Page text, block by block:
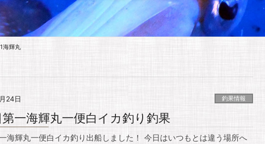
海輝丸
24日 釣果情報
第一海輝丸一便白イカ釣り釣果
海輝丸一便白イカ釣り出船しました！ 今日はいつもとは違う場所へ